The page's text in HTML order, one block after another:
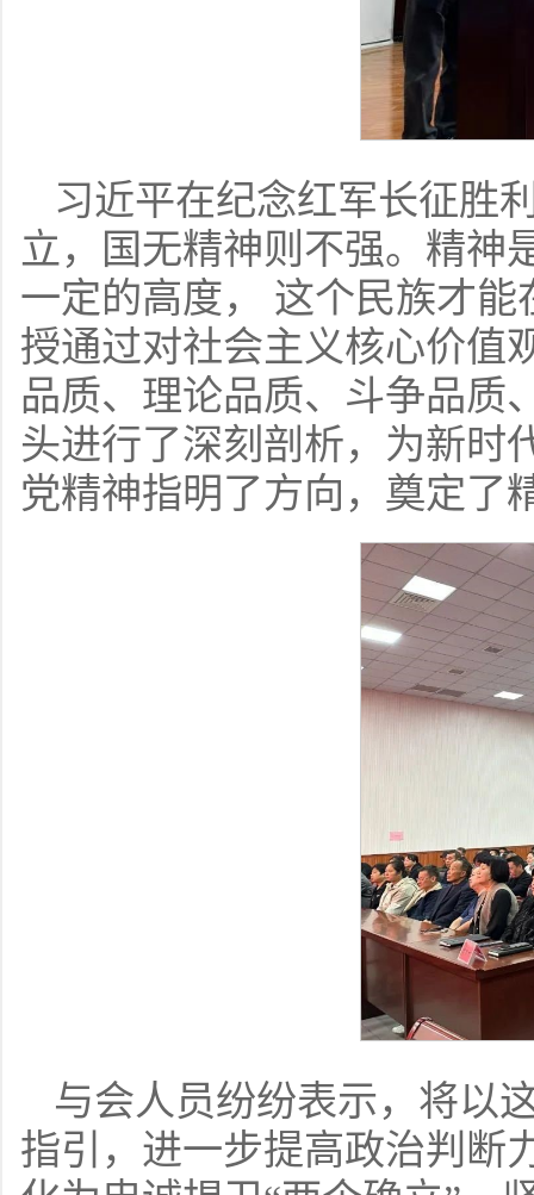
习近平在纪念红军长征胜
立，国无精神则不强。精神
一定的高度， 这个民族才
授通过对社会主义核心价值
品质、理论品质、斗争品质
头进行了深刻剖析，为新时
党精神指明了方向，奠定了
与会人员纷纷表示，将以
指引，进一步提高政治判断